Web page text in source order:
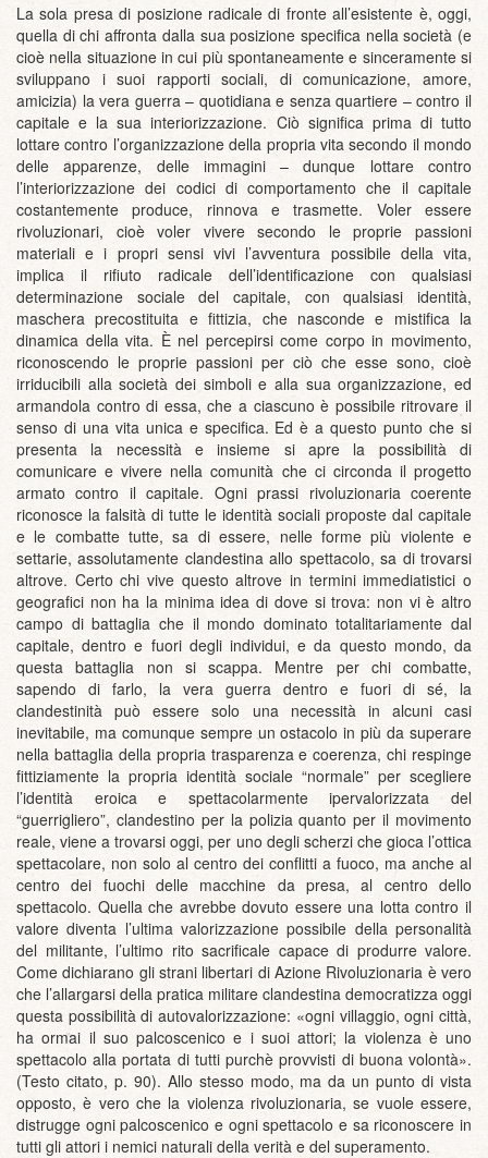
La sola presa di posizione radicale di fronte all’esistente è, oggi,
quella di chi affronta dalla sua posizione specifica nella società (e
cioè nella situazione in cui più spontaneamente e sinceramente si
sviluppano i suoi rapporti sociali, di comunicazione, amore,
amicizia) la vera guerra – quotidiana e senza quartiere – contro il
capitale e la sua interiorizzazione. Ciò significa prima di tutto
lottare contro l’organizzazione della propria vita secondo il mondo
delle apparenze, delle immagini – dunque lottare contro
l’interiorizzazione dei codici di comportamento che il capitale
costantemente produce, rinnova e trasmette. Voler essere
rivoluzionari, cioè voler vivere secondo le proprie passioni
materiali e i propri sensi vivi l’avventura possibile della vita,
implica il rifiuto radicale dell’identificazione con qualsiasi
determinazione sociale del capitale, con qualsiasi identità,
maschera precostituita e fittizia, che nasconde e mistifica la
dinamica della vita. È nel percepirsi come corpo in movimento,
riconoscendo le proprie passioni per ciò che esse sono, cioè
irriducibili alla società dei simboli e alla sua organizzazione, ed
armandola contro di essa, che a ciascuno è possibile ritrovare il
senso di una vita unica e specifica. Ed è a questo punto che si
presenta la necessità e insieme si apre la possibilità di
comunicare e vivere nella comunità che ci circonda il progetto
armato contro il capitale. Ogni prassi rivoluzionaria coerente
riconosce la falsità di tutte le identità sociali proposte dal capitale
e le combatte tutte, sa di essere, nelle forme più violente e
settarie, assolutamente clandestina allo spettacolo, sa di trovarsi
altrove. Certo chi vive questo altrove in termini immediatistici o
geografici non ha la minima idea di dove si trova: non vi è altro
campo di battaglia che il mondo dominato totalitariamente dal
capitale, dentro e fuori degli individui, e da questo mondo, da
questa battaglia non si scappa. Mentre per chi combatte,
sapendo di farlo, la vera guerra dentro e fuori di sé, la
clandestinità può essere solo una necessità in alcuni casi
inevitabile, ma comunque sempre un ostacolo in più da superare
nella battaglia della propria trasparenza e coerenza, chi respinge
fittiziamente la propria identità sociale “normale” per scegliere
l’identità eroica e spettacolarmente ipervalorizzata del
“guerrigliero”, clandestino per la polizia quanto per il movimento
reale, viene a trovarsi oggi, per uno degli scherzi che gioca l’ottica
spettacolare, non solo al centro dei conflitti a fuoco, ma anche al
centro dei fuochi delle macchine da presa, al centro dello
spettacolo. Quella che avrebbe dovuto essere una lotta contro il
valore diventa l’ultima valorizzazione possibile della personalità
del militante, l’ultimo rito sacrificale capace di produrre valore.
Come dichiarano gli strani libertari di Azione Rivoluzionaria è vero
che l’allargarsi della pratica militare clandestina democratizza oggi
questa possibilità di autovalorizzazione: «ogni villaggio, ogni città,
ha ormai il suo palcoscenico e i suoi attori; la violenza è uno
spettacolo alla portata di tutti purchè provvisti di buona volontà».
(Testo citato, p. 90). Allo stesso modo, ma da un punto di vista
opposto, è vero che la violenza rivoluzionaria, se vuole essere,
distrugge ogni palcoscenico e ogni spettacolo e sa riconoscere in
tutti gli attori i nemici naturali della verità e del superamento.